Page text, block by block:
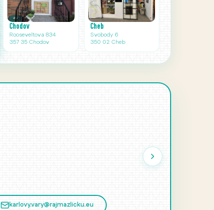
Chodov
Rooseveltova 834
357 35 Chodov
Cheb
Svobody 6
350 02 Cheb
karlovy.vary@rajmazlicku.eu